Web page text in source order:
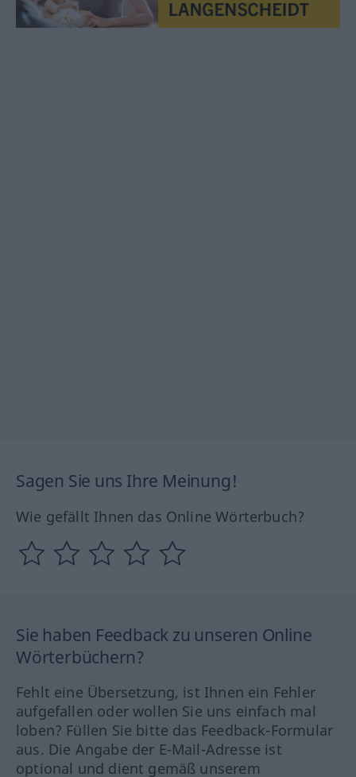
Sagen Sie uns Ihre Meinung!
Wie gefällt Ihnen das Online Wörterbuch?
Sie haben Feedback zu unseren Online
Wörterbüchern?
Fehlt eine Übersetzung, ist Ihnen ein Fehler
aufgefallen oder wollen Sie uns einfach mal
loben? Füllen Sie bitte das Feedback-Formular
aus. Die Angabe der E-Mail-Adresse ist
optional und dient gemäß unserem